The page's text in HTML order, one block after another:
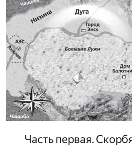
Часть первая.